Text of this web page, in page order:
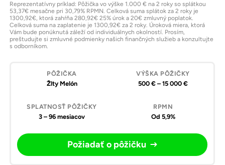
Reprezentatívny príklad: Pôžička vo výške 1.000 € na 2 roky so splátkou
53,37€ mesačne pri 30,79% RPMN. Celková suma splátok za 2 roky je
1300,92€, ktorá zahŕňa 280,92€ 25% úrok a 20€ zmluvný poplatok.
Celková suma na zaplatenie je 1300,92€ za 2 roky. Úroková miera, ktorá
Vám bude ponúknutá záleží od individuálnych okolností. Prosím,
preštudujte si zmluvné podmienky našich finančných služieb a konzultujte
s odborníkom.
Žlty Melón 500 € – 15 000 €
3 – 96 mesiacov Od 5,9%
Požiadať o pôžičku